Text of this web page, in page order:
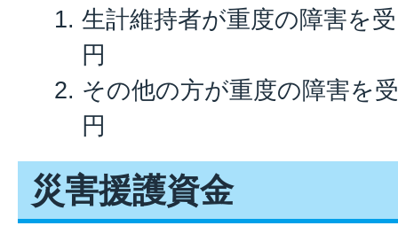
生計維持者が重度の障害を
円
その他の方が重度の障害を
円
災害援護資金